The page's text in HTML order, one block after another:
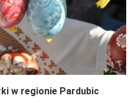
w regionie Pardubic